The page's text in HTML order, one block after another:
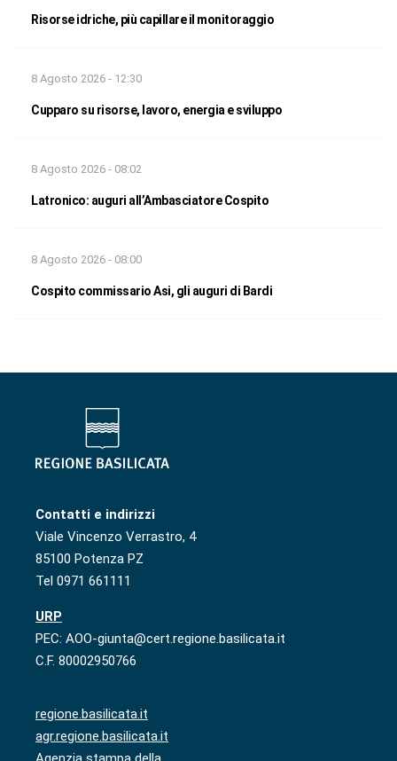
Risorse idriche, più capillare il monitoraggio
8 Agosto 2026 - 12:30
Cupparo su risorse, lavoro, energia e sviluppo
8 Agosto 2026 - 08:02
Latronico: auguri all’Ambasciatore Cospito
8 Agosto 2026 - 08:00
Cospito commissario Asi, gli auguri di Bardi
Contatti e indirizzi
Viale Vincenzo Verrastro, 4
85100 Potenza PZ
Tel 0971 661111
URP
PEC: AOO-giunta@cert.regione.basilicata.it
C.F. 80002950766
regione.basilicata.it
agr.regione.basilicata.it